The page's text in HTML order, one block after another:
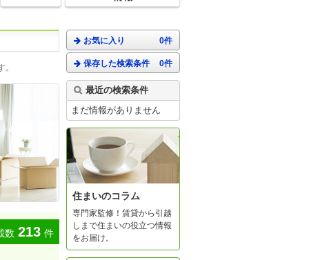
数 213 件
お気に入り 0件
保存した検索条件 0件
最近の検索条件
まだ情報がありません
住まいのコラム
専門家監修！賃貸から引越
しまで住まいの役立つ情報
をお届け。